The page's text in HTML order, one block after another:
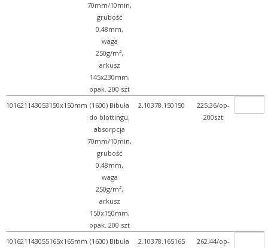
70mm/10min,
grubość
0,48mm,
waga
250g/m²,
arkusz
145x230mm,
opak. 200 szt
101621143053150x150mm (1600) Bibuła
do blottingu,
absorpcja
70mm/10min,
grubość
0,48mm,
waga
250g/m²,
arkusz
150x150mm,
opak. 200 szt
2.10378.150150
225.36/op-
200szt
101621143055165x165mm (1600) Bibuła
2.10378.165165
262.44/op-